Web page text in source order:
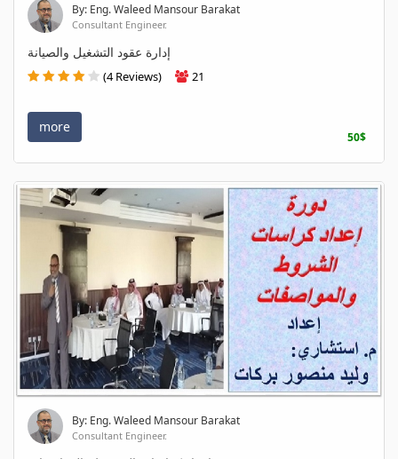
By: Eng. Waleed Mansour Barakat
Consultant Engineer.
إدارة عقود التشغيل والصيانة
(4 Reviews) 21
more
50$
By: Eng. Waleed Mansour Barakat
Consultant Engineer.